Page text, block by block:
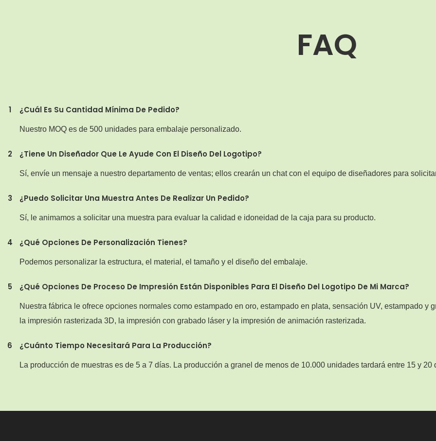
FAQ
1 ¿Cuál Es Su Cantidad Mínima De Pedido?
Nuestro MOQ es de 500 unidades para embalaje personalizado.
2 ¿Tiene Un Diseñador Que Le Ayude Con El Diseño Del Logotipo?
Sí, envíe un mensaje a nuestro departamento de ventas; ellos crearán un chat con el equipo de diseñadores para
3 ¿Puedo Solicitar Una Muestra Antes De Realizar Un Pedido?
Sí, le animamos a solicitar una muestra para evaluar la calidad e idoneidad de la caja para su producto.
4 ¿Qué Opciones De Personalización Tienes?
Podemos personalizar la estructura, el material, el tamaño y el diseño del embalaje.
5 ¿Qué Opciones De Proceso De Impresión Están Disponibles Para El Diseño Del Logotipo De Mi Marca?
Nuestra fábrica le ofrece opciones normales como estampado en oro, estampado en plata, sensación UV, estampado
la impresión rasterizada 3D, la impresión con grabado láser y la impresión de animación rasterizada.
6 ¿Cuánto Tiempo Necesitará Para La Producción?
La producción de muestras es de 5 a 7 días. La producción a granel de menos de 10.000 unidades tardará entre 15 y 20